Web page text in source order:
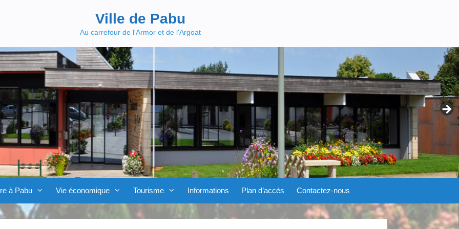
Ville de Pabu
Au carrefour de l'Armor et de l'Argoat
à Pabu Vie économique Tourisme Informations Plan d’accès Contactez-nous